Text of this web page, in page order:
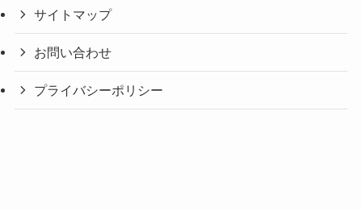
サイトマップ
お問い合わせ
プライバシーポリシー